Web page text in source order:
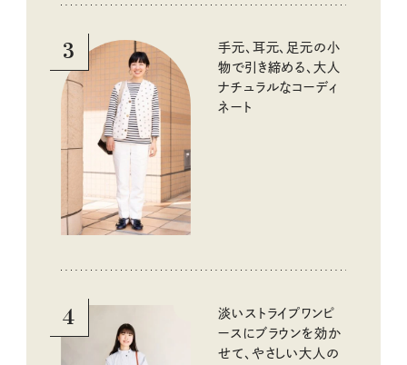
3
手元、耳元、足元の小
物で引き締める、大人
ナチュラルなコーディ
ネート
4
淡いストライプワンピ
ースにブラウンを効か
せて、やさしい大人の